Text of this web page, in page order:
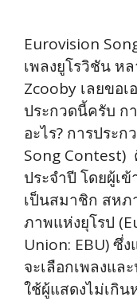
Eurovision
เพลงยูโรวิชัน ห
Zcooby เลยขอ
ประกวดนี้ครับ ก
อะไร? การประ
Song Contest)
ประจำปี โดยผู้เ
เป็นสมาชิก สหภ
ภาพแห่งยุโรป
Union: EBU) ซึ่
จะเลือกเพลงแล
ใช้ผู้แสดงไม่เกิ